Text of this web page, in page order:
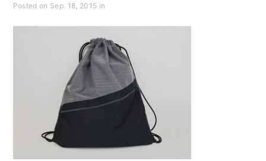
Posted on Sep. 18, 2015 in